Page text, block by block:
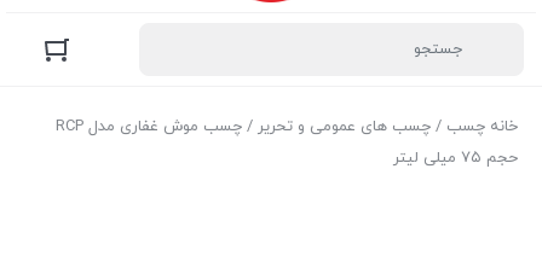
خانه چسب / چسب های عمومی و تحریر
/ چسب موش غفاری مدل RCP
حجم ۷۵ میلی لیتر